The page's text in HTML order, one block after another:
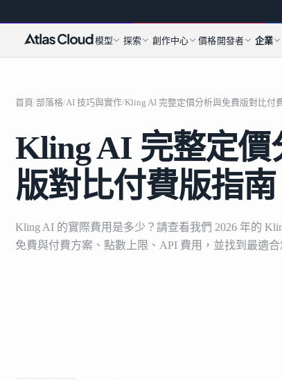
模型 探索 創作中心 價格開發者 企業
首頁/部落格/AI 技巧與實作/Kling AI 完整定價分析與免費版對比付
Kling AI 完整定價
版對比付費版指南
Kling AI 的實際費用是多少？請查看我們 2026 年的
免費與付費方案、點數上限、API 費用，並找到最適合